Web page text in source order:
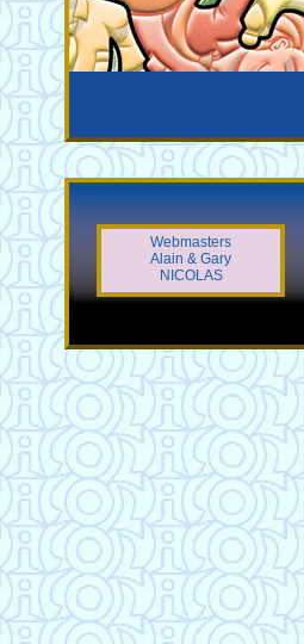
Webmasters
Alain & Gary
NICOLAS